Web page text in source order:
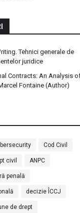
Tehnici generale de
juridice
Contracts: An Analysis
Fontaine (Author)
Cod Civil
civil ANPC
penală
decizie ÎCCJ
de drept